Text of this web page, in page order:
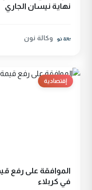
نهاية نيسان الجاري
وكالة نون
إقتصادية
الموافقة على رفع
في كربلاء